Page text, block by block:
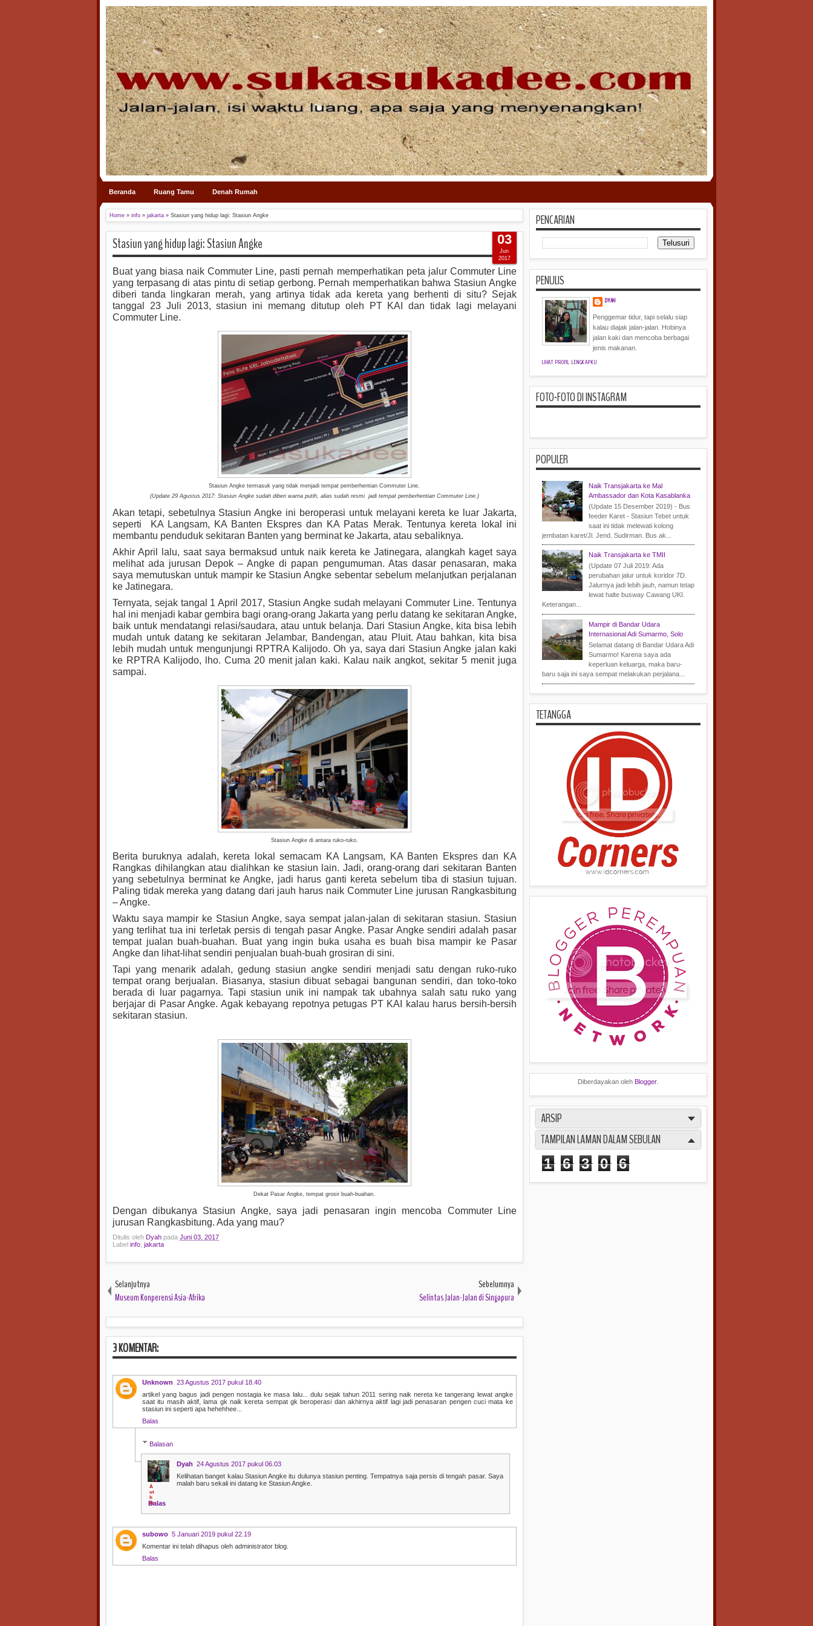
Beranda Ruang Tamu Denah Rumah
Home » info » jakarta » Stasiun yang hidup lagi: Stasiun Angke
Stasiun yang hidup lagi: Stasiun Angke
Buat yang biasa naik Commuter Line, pasti pernah memperhatikan peta jalur Commuter Line
yang terpasang di atas pintu di setiap gerbong. Pernah memperhatikan bahwa Stasiun Angke
diberi tanda lingkaran merah, yang artinya tidak ada kereta yang berhenti di situ? Sejak
tanggal 23 Juli 2013, stasiun ini memang ditutup oleh PT KAI dan tidak lagi melayani
Commuter Line.
Stasiun Angke termasuk yang tidak menjadi tempat pemberhentian Commuter Line.
(Update 29 Agustus 2017: Stasiun Angke sudah diberi warna putih, alias sudah resmi jadi tempat pemberhentian Commuter Line.)
Akan tetapi, sebetulnya Stasiun Angke ini beroperasi untuk melayani kereta ke luar Jakarta,
seperti KA Langsam, KA Banten Ekspres dan KA Patas Merak. Tentunya kereta lokal ini
membantu penduduk sekitaran Banten yang berminat ke Jakarta, atau sebaliknya.
Akhir April lalu, saat saya bermaksud untuk naik kereta ke Jatinegara, alangkah kaget saya
melihat ada jurusan Depok – Angke di papan pengumuman. Atas dasar penasaran, maka
saya memutuskan untuk mampir ke Stasiun Angke sebentar sebelum melanjutkan perjalanan
ke Jatinegara.
Ternyata, sejak tangal 1 April 2017, Stasiun Angke sudah melayani Commuter Line. Tentunya
hal ini menjadi kabar gembira bagi orang-orang Jakarta yang perlu datang ke sekitaran Angke,
baik untuk mendatangi relasi/saudara, atau untuk belanja. Dari Stasiun Angke, kita bisa lebih
mudah untuk datang ke sekitaran Jelambar, Bandengan, atau Pluit. Atau bahkan, kita bisa
lebih mudah untuk mengunjungi RPTRA Kalijodo. Oh ya, saya dari Stasiun Angke jalan kaki
ke RPTRA Kalijodo, lho. Cuma 20 menit jalan kaki. Kalau naik angkot, sekitar 5 menit juga
sampai.
Stasiun Angke di antara ruko-ruko.
Berita buruknya adalah, kereta lokal semacam KA Langsam, KA Banten Ekspres dan KA
Rangkas dihilangkan atau dialihkan ke stasiun lain. Jadi, orang-orang dari sekitaran Banten
yang sebetulnya berminat ke Angke, jadi harus ganti kereta sebelum tiba di stasiun tujuan.
Paling tidak mereka yang datang dari jauh harus naik Commuter Line jurusan Rangkasbitung
– Angke.
Waktu saya mampir ke Stasiun Angke, saya sempat jalan-jalan di sekitaran stasiun. Stasiun
yang terlihat tua ini terletak persis di tengah pasar Angke. Pasar Angke sendiri adalah pasar
tempat jualan buah-buahan. Buat yang ingin buka usaha es buah bisa mampir ke Pasar
Angke dan lihat-lihat sendiri penjualan buah-buah grosiran di sini.
Tapi yang menarik adalah, gedung stasiun angke sendiri menjadi satu dengan ruko-ruko
tempat orang berjualan. Biasanya, stasiun dibuat sebagai bangunan sendiri, dan toko-toko
berada di luar pagarnya. Tapi stasiun unik ini nampak tak ubahnya salah satu ruko yang
berjajar di Pasar Angke. Agak kebayang repotnya petugas PT KAI kalau harus bersih-bersih
sekitaran stasiun.
Dekat Pasar Angke, tempat grosir buah-buahan.
Dengan dibukanya Stasiun Angke, saya jadi penasaran ingin mencoba Commuter Line
jurusan Rangkasbitung. Ada yang mau?
03
Jun
2017
Ditulis oleh Dyah pada Juni 03, 2017
Label info jakarta
Selanjutnya
Museum Konperensi Asia-Afrika
Sebelumnya
Selintas Jalan-Jalan di Singapura
3 KOMENTAR:
Unknown 23 Agustus 2017 pukul 18.40
artikel yang bagus jadi pengen nostagia ke masa lalu... dulu sejak tahun 2011 sering naik nereta ke tangerang lewat angke
saat itu masih aktif, lama gk naik kereta sempat gk beroperasi dan akhirnya aktif lagi jadi penasaran pengen cuci mata ke
stasiun ini seperti apa hehehhee...
Balas
Balasan
Dyah 24 Agustus 2017 pukul 06.03
Kelihatan banget kalau Stasiun Angke itu dulunya stasiun penting. Tempatnya saja persis di tengah pasar. Saya
malah baru sekali ini datang ke Stasiun Angke.
Balas
subowo 5 Januari 2019 pukul 22.19
Komentar ini telah dihapus oleh administrator blog.
Balas
PENCARIAN
PENULIS
DYAH
Penggemar tidur, tapi selalu siap
kalau diajak jalan-jalan. Hobinya
jalan kaki dan mencoba berbagai
jenis makanan.
LIHAT PROFIL LENGKAPKU
FOTO-FOTO DI INSTAGRAM
POPULER
Naik Transjakarta ke Mal
Ambassador dan Kota Kasablanka
(Update 15 Desember 2019) - Bus
feeder Karet - Stasiun Tebet untuk
saat ini tidak melewati kolong
jembatan karet/Jl. Jend. Sudirman. Bus ak...
Naik Transjakarta ke TMII
(Update 07 Juli 2019: Ada
perubahan jalur untuk koridor 7D.
Jalurnya jadi lebih jauh, namun tetap
lewat halte busway Cawang UKI.
Keterangan...
Mampir di Bandar Udara
Internasional Adi Sumarmo, Solo
Selamat datang di Bandar Udara Adi
Sumarmo! Karena saya ada
keperluan keluarga, maka baru-
baru saja ini saya sempat melakukan perjalana...
TETANGGA
Diberdayakan oleh Blogger.
ARSIP
TAMPILAN LAMAN DALAM SEBULAN
1
6 3 0 6